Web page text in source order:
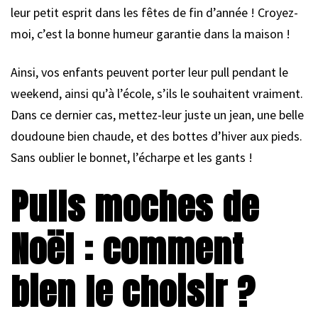
leur petit esprit dans les fêtes de fin d’année ! Croyez-
moi, c’est la bonne humeur garantie dans la maison !
Ainsi, vos enfants peuvent porter leur pull pendant le
weekend, ainsi qu’à l’école, s’ils le souhaitent vraiment.
Dans ce dernier cas, mettez-leur juste un jean, une belle
doudoune bien chaude, et des bottes d’hiver aux pieds.
Sans oublier le bonnet, l’écharpe et les gants !
Pulls moches de
Noël : comment
bien le choisir ?